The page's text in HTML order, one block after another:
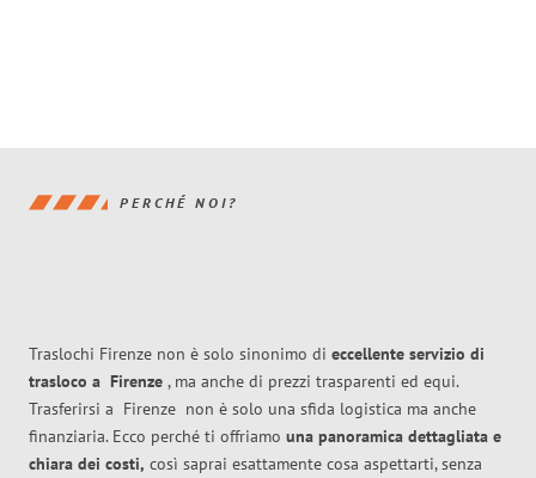
PERCHÉ NOI?
Traslochi Firenze non è solo sinonimo di eccellente servizio di
trasloco a Firenze , ma anche di prezzi trasparenti ed equi.
Trasferirsi a Firenze non è solo una sfida logistica ma anche
finanziaria. Ecco perché ti offriamo una panoramica dettagliata e
chiara dei costi, così saprai esattamente cosa aspettarti, senza